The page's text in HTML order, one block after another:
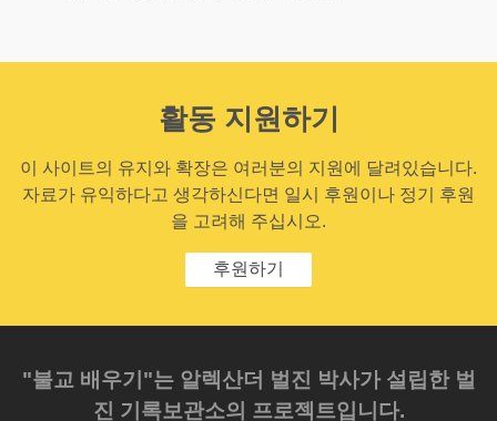
활동 지원하기
이 사이트의 유지와 확장은 여러분의 지원에 달려있습니다.
자료가 유익하다고 생각하신다면 일시 후원이나 정기 후원
을 고려해 주십시오.
후원하기
"불교 배우기"는 알렉산더 벌진 박사가 설립한 벌
진 기록보관소의 프로젝트입니다.